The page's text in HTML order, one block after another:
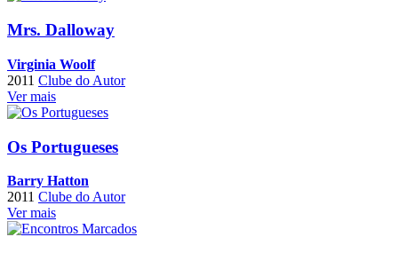
Mrs. Dalloway
Virginia Woolf
2011 Clube do Autor
Ver mais
Os Portugueses
Barry Hatton
2011 Clube do Autor
Ver mais